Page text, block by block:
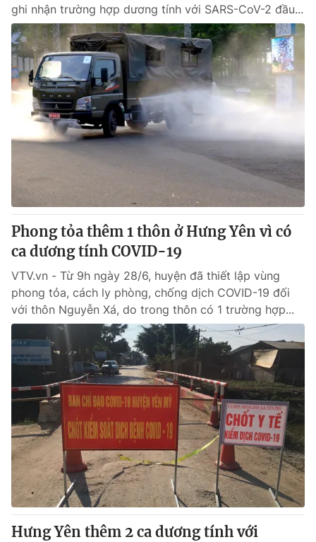
ghi nhận trường hợp dương tính với SARS-CoV-2 đầu...
Phong tỏa thêm 1 thôn ở Hưng Yên vì có
ca dương tính COVID-19
VTV.vn - Từ 9h ngày 28/6, huyện đã thiết lập vùng
phong tỏa, cách ly phòng, chống dịch COVID-19 đối
với thôn Nguyễn Xá, do trong thôn có 1 trường hợp...
Hưng Yên thêm 2 ca dương tính với